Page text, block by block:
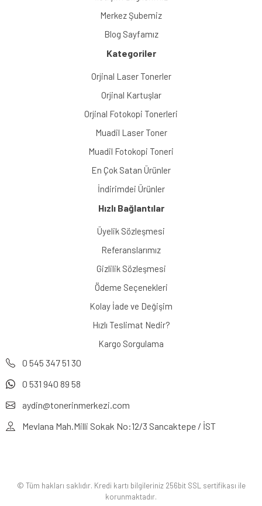
Merkez Şubemiz
Blog Sayfamız
Kategoriler
Orjinal Laser Tonerler
Orjinal Kartuşlar
Orjinal Fotokopi Tonerleri
Muadil Laser Toner
Muadil Fotokopi Toneri
En Çok Satan Ürünler
İndirimdei Ürünler
Hızlı Bağlantılar
Üyelik Sözleşmesi
Referanslarımız
Gizlilik Sözleşmesi
Ödeme Seçenekleri
Kolay İade ve Değişim
Hızlı Teslimat Nedir?
Kargo Sorgulama
0 545 347 51 30
0 531 940 89 58
aydin@tonerinmerkezi.com
Mevlana Mah.Milli Sokak No:12/3 Sancaktepe / İST
© Tüm hakları saklıdır. Kredi kartı bilgileriniz 256bit SSL sertifikası ile
korunmaktadır.